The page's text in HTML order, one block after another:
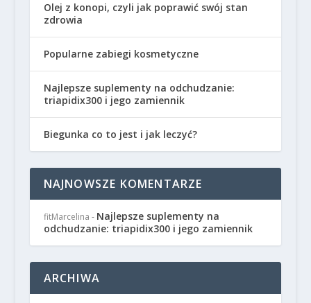
Olej z konopi, czyli jak poprawić swój stan
zdrowia
Popularne zabiegi kosmetyczne
Najlepsze suplementy na odchudzanie:
triapidix300 i jego zamiennik
Biegunka co to jest i jak leczyć?
NAJNOWSZE KOMENTARZE
fitMarcelina - Najlepsze suplementy na
odchudzanie: triapidix300 i jego zamiennik
ARCHIWA